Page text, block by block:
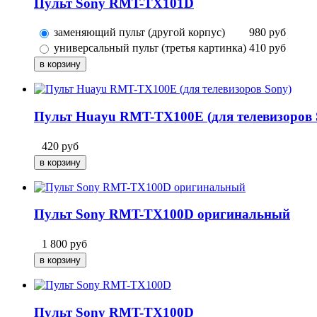
заменяющий пульт (другой корпус) 980 руб
универсальный пульт (третья картинка) 410 руб
Пульт Huayu RMT-TX100E (для телевизоров
420 руб
Пульт Sony RMT-TX100D оригинальный
1 800 руб
Пульт Sony RMT-TX100D